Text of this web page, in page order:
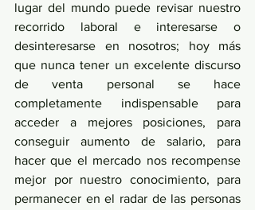
lugar del mundo puede revisar nuestro
recorrido laboral e interesarse o
desinteresarse en nosotros; hoy más
que nunca tener un excelente discurso
de venta personal se hace
completamente indispensable para
acceder a mejores posiciones, para
conseguir aumento de salario, para
hacer que el mercado nos recompense
mejor por nuestro conocimiento, para
permanecer en el radar de las personas